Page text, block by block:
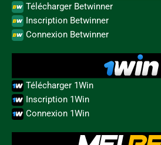
Télécharger Betwinner
Inscription Betwinner
Connexion Betwinner
Télécharger 1Win
Inscription 1Win
Connexion 1Win